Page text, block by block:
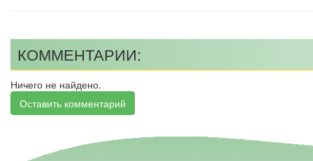
КОММЕНТАРИИ:
Ничего не найдено.
Оставить комментарий